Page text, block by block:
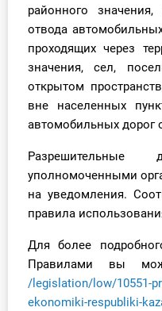
районного
отвода
проходящих через
значения, сел,
открытом
вне населенных
автомобильных дорог
Разрешительные
уполномоченными
на уведомления.
правила
Для более
Правилами вы
/legislation/low/10551-
ekonomiki-respubliki-